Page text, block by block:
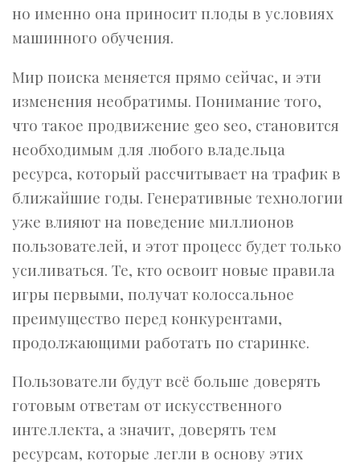
но именно она приносит плоды в условиях
машинного обучения.
Мир поиска меняется прямо сейчас, и эти
изменения необратимы. Понимание того,
что такое продвижение geo seo, становится
необходимым для любого владельца
ресурса, который рассчитывает на трафик в
ближайшие годы. Генеративные технологии
уже влияют на поведение миллионов
пользователей, и этот процесс будет только
усиливаться. Те, кто освоит новые правила
игры первыми, получат колоссальное
преимущество перед конкурентами,
продолжающими работать по старинке.
Пользователи будут всё больше доверять
готовым ответам от искусственного
интеллекта, а значит, доверять тем
ресурсам, которые легли в основу этих